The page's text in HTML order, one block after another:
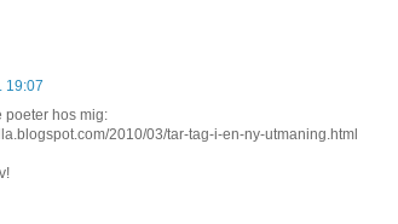
19:07
poeter hos mig:
2010/03/tar-tag-i-en-ny-utmaning.html